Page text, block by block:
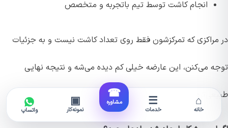
انجام کاشت توسط تیم باتجربه و متخصص
در مراکزی که تمرکزشون فقط روی تعداد کاشت نیست و به جزئیات
توجه می‌کنن، این عارضه خیلی کم دیده می‌شه و نتیجه نهایی
طبیعی‌تره.⌂
خانه
☰
خدمات
☎
مشاوره ▣
نمونه‌کار واتساپ